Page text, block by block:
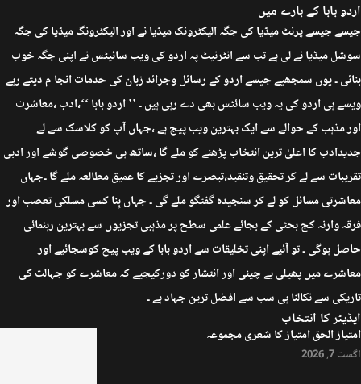
اردو بابا کے بارے میں
جیسے جیسے پرنٹ میڈیا کی جگہ الیکٹرونک میڈیا نے اور الیکٹرونگ میڈیا کی جگہ
سوشل میڈیا نے لی ہے تب سے انٹرنیٹ پہ اردو کی ویب سائیٹس نے اپنی جگہ خوب
بنائی ۔ یوں سمجھیے جیسے اردو کے رسائل وجرائد زبان کی خدمات انجا م دیتے رہے
ویسے ہی اردو کی یہ ویب سائٹس بھی دے رہی ہیں ۔ ’’ اردو بابا ‘‘،ادب ،معاشرت
اور مذہب کے حوالے سے ایک بہترین ویب پیج ہے ،جہاں آپ کو کلاسک سے لے
جدیدادب کا اعلیٰ ترین انتخاب پڑھنے کو ملے گا ،ساتھ ہی خصوصی گوشے اور ادبی
تقریبات سے لے کر تحقیق وتنقید،تبصرے اور تجزیے کا عمیق مطالعہ ملے گا ۔جہاں
معاشرتی مسائل کو لے کر سنجیدہ گفتگو ملے گی ۔ جہاں بِنا کسی مسلکی تعصب اور
فرقہ وارنہ کج بحثی کے بجائے علمی سطح پر مذہبی تجزیوں سے بہترین رہنمائی
حاصل ہوگی ۔ تو آئیے اپنی تخلیقات سے اردو بابا کے ویب پیج کوسجائیے اور
معاشرے میں پھیلی بے چینی اور انتشار کو دورکیجیے کہ معاشرے کو جہالت کی
تاریکی سے نکالنا ہی سب سے افضل ترین جہاد ہے ۔
ایڈیٹر کا انتخاب
امتیاز الحق امتیاز کا شعری مجموعہ
اگست 7, 2026